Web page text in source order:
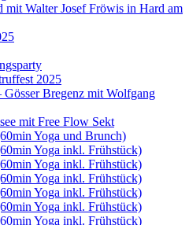
mit Walter Josef Fröwis in Hard am
2025
Bregenz mit Wolfgang
mit Free Flow Sekt
Yoga und Brunch)
Yoga inkl. Frühstück)
Yoga inkl. Frühstück)
Yoga inkl. Frühstück)
Yoga inkl. Frühstück)
Yoga inkl. Frühstück)
Yoga inkl. Frühstück)